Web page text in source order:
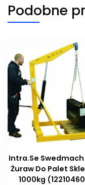
Podobne
Intra.Se Swedmach
Żuraw Do Palet
1000kg